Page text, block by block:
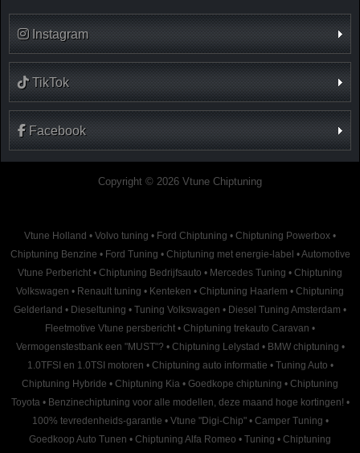
Instagram
TikTok
Facebook
Copyright © 2026 Vtune Chiptuning
Vtune Holland • Volvo tuning • Ford Chiptuning • Chiptuning Powerbox •
Chiptuning Benzine • Ford Tuning • Chiptuning met energie-label •Automotive
Vtune Perbericht • Chiptuning Bedrijfsauto • Mercedes Tuning • Chiptuning
Volkswagen • Renault tuning • Kenteken • Chiptuning Haarlem • Chiptuning
Gelderland • Dieseltuning • Tuning Volkswagen • Diesel Tuning Amsterdam •
Fleetmotive Vtune persbericht • Chiptuning trekauto Caravan •
Vermogenstestbank een "MUST"? • Chiptuning Lelystad • BMW chiptuning •
1.0TFSI en 1.0TSI motoren • Chiptuning auto informatie • Tuning Auto •
Chiptuning Hybride • Chiptuning Kia • Goedkope chiptuning • Chiptuning
Toyota • Benzinechiptuning voor alle modellen, deze maand hoge kortingen! •
100% tevredenheids-garantie • Vtune "Digi-Chip" • Camper Tuning •
Goedkoop Auto Tunen • Chiptuning Alfa Romeo • Tuning • Chiptuning